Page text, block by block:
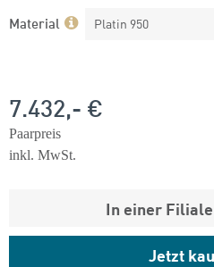
Material Platin 950
7.432,- €
Paarpreis
inkl. MwSt.
In einer
Jetzt